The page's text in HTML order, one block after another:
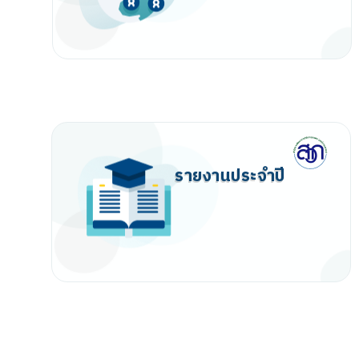
รายงานประจำปี